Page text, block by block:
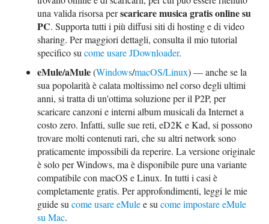
una valida risorsa perscaricare musica gratis online su
PC. Supporta tutti i più diffusi siti di hosting e di video
sharing. Per maggiori dettagli, consulta il mio tutorial
specifico sucome usare JDownloader.
eMule/aMule(Windows/macOS/Linux) — anche se la
sua popolarità è calata moltissimo nel corso degli ultimi
anni, si tratta di un'ottima soluzione per il P2P, per
scaricare canzoni e interni album musicali da Internet a
costo zero. Infatti, sulle sue reti, eD2K e Kad, si possono
trovare molti contenuti rari, che su altri network sono
praticamente impossibili da reperire. La versione originale
è solo per Windows, ma è disponibile pure una variante
compatibile con macOS e Linux. In tutti i casi è
completamente gratis. Per approfondimenti, leggi le mie
guide sucome usare eMulee sucome impostare eMule
su Mac.